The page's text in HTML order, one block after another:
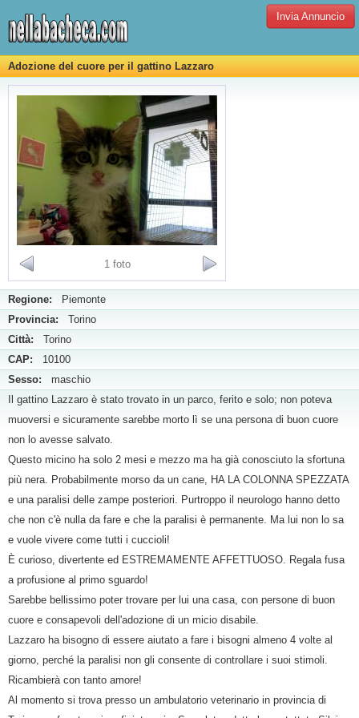
Invia Annuncio
Adozione del cuore per il gattino Lazzaro
1 foto
Regione: Piemonte
Provincia: Torino
Città: Torino
CAP: 10100
Sesso: maschio
Il gattino Lazzaro è stato trovato in un parco, ferito e solo; non poteva
muoversi e sicuramente sarebbe morto lì se una persona di buon cuore
non lo avesse salvato.
Questo micino ha solo 2 mesi e mezzo ma ha già conosciuto la sfortuna
più nera. Probabilmente morso da un cane, HA LA COLONNA SPEZZATA
e una paralisi delle zampe posteriori. Purtroppo il neurologo hanno detto
che non c'è nulla da fare e che la paralisi è permanente. Ma lui non lo sa
e vuole vivere come tutti i cuccioli!
È curioso, divertente ed ESTREMAMENTE AFFETTUOSO. Regala fusa
a profusione al primo sguardo!
Sarebbe bellissimo poter trovare per lui una casa, con persone di buon
cuore e consapevoli dell'adozione di un micio disabile.
Lazzaro ha bisogno di essere aiutato a fare i bisogni almeno 4 volte al
giorno, perché la paralisi non gli consente di controllare i suoi stimoli.
Ricambierà con tanto amore!
Al momento si trova presso un ambulatorio veterinario in provincia di